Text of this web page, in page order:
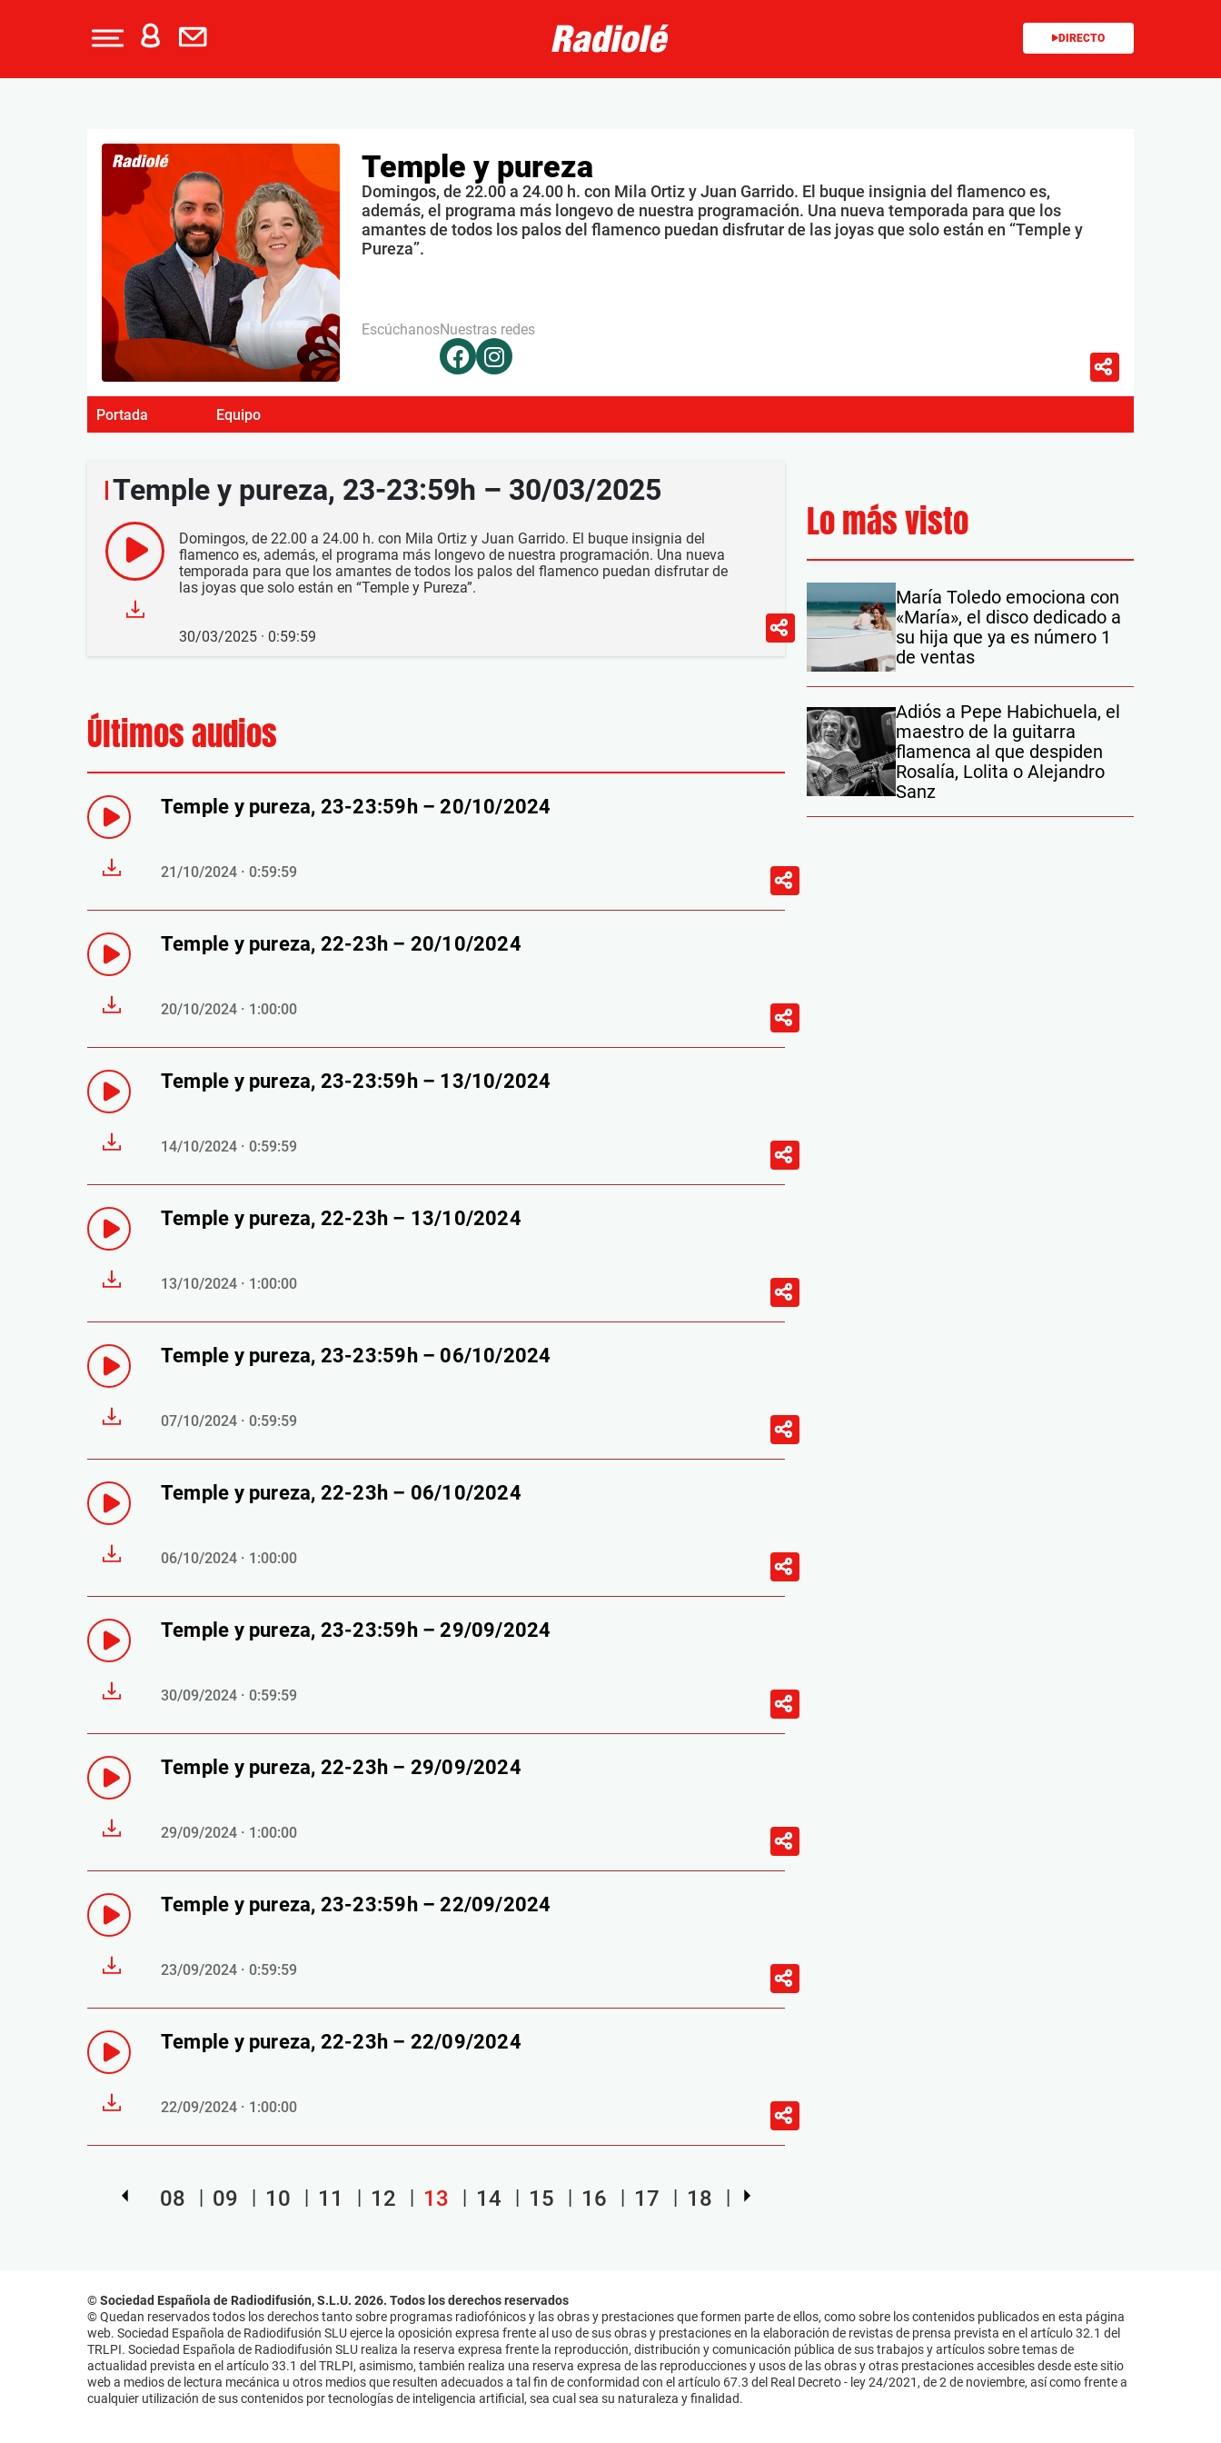
DIRECTO
Temple y pureza
Domingos, de 22.00 a 24.00 h. con Mila Ortiz y Juan Garrido. El buque insignia del flamenco es,
además, el programa más longevo de nuestra programación. Una nueva temporada para que los
amantes de todos los palos del flamenco puedan disfrutar de las joyas que solo están en “Temple y
Pureza”.
EscúchanosNuestras redes
Portada Equipo
Temple y pureza, 23-23:59h – 30/03/2025
Domingos, de 22.00 a 24.00 h. con Mila Ortiz y Juan Garrido. El buque insignia del
flamenco es, además, el programa más longevo de nuestra programación. Una nueva
temporada para que los amantes de todos los palos del flamenco puedan disfrutar de
las joyas que solo están en “Temple y Pureza”.
30/03/2025 · 0:59:59
Últimos audios
Temple y pureza, 23-23:59h – 20/10/2024
21/10/2024 · 0:59:59
Temple y pureza, 22-23h – 20/10/2024
20/10/2024 · 1:00:00
Temple y pureza, 23-23:59h – 13/10/2024
14/10/2024 · 0:59:59
Temple y pureza, 22-23h – 13/10/2024
13/10/2024 · 1:00:00
Temple y pureza, 23-23:59h – 06/10/2024
07/10/2024 · 0:59:59
Temple y pureza, 22-23h – 06/10/2024
06/10/2024 · 1:00:00
Temple y pureza, 23-23:59h – 29/09/2024
30/09/2024 · 0:59:59
Temple y pureza, 22-23h – 29/09/2024
29/09/2024 · 1:00:00
Temple y pureza, 23-23:59h – 22/09/2024
23/09/2024 · 0:59:59
Temple y pureza, 22-23h – 22/09/2024
22/09/2024 · 1:00:00
08 09 10 11 12 13 14 15 16 17 18
Lo más visto
María Toledo emociona con
«María», el disco dedicado a
su hija que ya es número 1
de ventas
Adiós a Pepe Habichuela, el
maestro de la guitarra
flamenca al que despiden
Rosalía, Lolita o Alejandro
Sanz
© Sociedad Española de Radiodifusión, S.L.U. 2026. Todos los derechos reservados
© Quedan reservados todos los derechos tanto sobre programas radiofónicos y las obras y prestaciones que formen parte de ellos, como sobre los contenidos publicados en esta página
web. Sociedad Española de Radiodifusión SLU ejerce la oposición expresa frente al uso de sus obras y prestaciones en la elaboración de revistas de prensa prevista en el artículo 32.1 del
TRLPI. Sociedad Española de Radiodifusión SLU realiza la reserva expresa frente la reproducción, distribución y comunicación pública de sus trabajos y artículos sobre temas de
actualidad prevista en el artículo 33.1 del TRLPI, asimismo, también realiza una reserva expresa de las reproducciones y usos de las obras y otras prestaciones accesibles desde este sitio
web a medios de lectura mecánica u otros medios que resulten adecuados a tal fin de conformidad con el artículo 67.3 del Real Decreto - ley 24/2021, de 2 de noviembre, así como frente a
cualquier utilización de sus contenidos por tecnologías de inteligencia artificial, sea cual sea su naturaleza y finalidad.